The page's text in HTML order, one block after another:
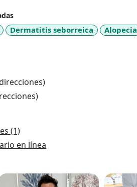
Dermatitis seborreica
Alopecia
(1)
en línea